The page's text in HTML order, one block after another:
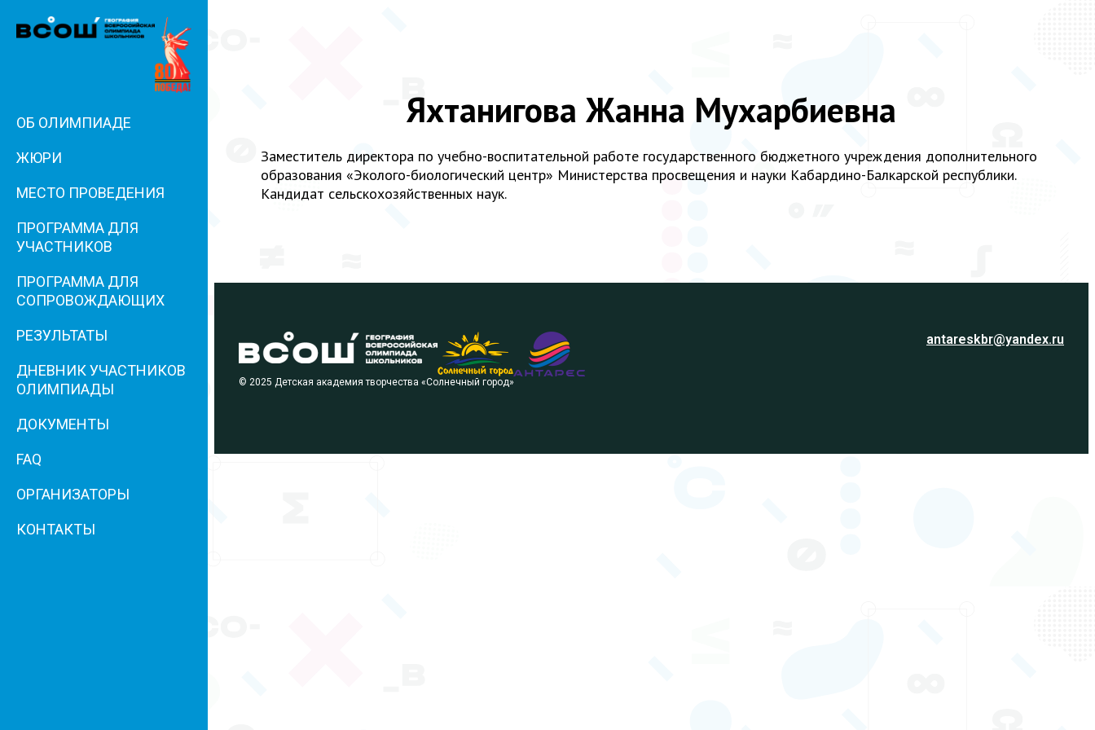
ОБ ОЛИМПИАДЕ
ЖЮРИ
МЕСТО ПРОВЕДЕНИЯ
ПРОГРАММА ДЛЯ
УЧАСТНИКОВ
ПРОГРАММА ДЛЯ
СОПРОВОЖДАЮЩИХ
РЕЗУЛЬТАТЫ
ДНЕВНИК УЧАСТНИКОВ
ОЛИМПИАДЫ
ДОКУМЕНТЫ
FAQ
ОРГАНИЗАТОРЫ
КОНТАКТЫ
Яхтанигова Жанна Мухарбиевна
Заместитель директора по учебно-воспитательной работе государственного бюджетного учреждения дополнительного
образования «Эколого-биологический центр» Министерства просвещения и науки Кабардино-Балкарской республики.
Кандидат сельскохозяйственных наук.
antareskbr@yandex.ru
© 2025 Детская академия творчества «Солнечный город»